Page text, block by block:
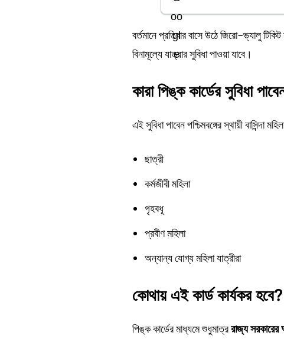
বর্তমানে প্রতিবার বাসে উঠে জিরো-ভ্যালু
বিনামূল্যে যাত্রার সুবিধা পাওয়া যাবে।
কারাপিঙ্ককার্ডেরসুবিধা
এই সুবিধা পাবেন পশ্চিমবঙ্গের স্থায়ী বাসিন্দা
ছাত্রী
কর্মজীবী মহিলা
গৃহবধূ
প্রবীণ মহিলা
অন্যান্য যোগ্য মহিলা যাত্রীরা
কোথায় এইকার্ডকার্যকরহবে?
পিঙ্ক কার্ডের মাধ্যমে শুধুমাত্ররাজ্যসরকারের